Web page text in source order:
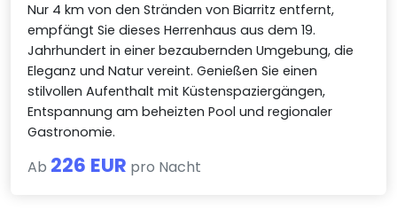
Nur 4 km von den Stränden von Biarritz entfernt,
empfängt Sie dieses Herrenhaus aus dem 19.
Jahrhundert in einer bezaubernden Umgebung, die
Eleganz und Natur vereint. Genießen Sie einen
stilvollen Aufenthalt mit Küstenspaziergängen,
Entspannung am beheizten Pool und regionaler
Gastronomie.
Ab 226 EUR pro Nacht